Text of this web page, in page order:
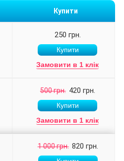
Купити
250 грн.
Замовити в 1 клік
500 грн. 420 грн.
Замовити в 1 клік
1 000 грн. 820 грн.